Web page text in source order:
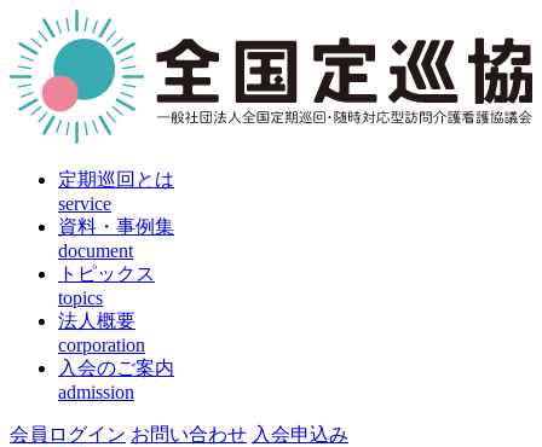
定期巡回とは
service
資料・事例集
document
トピックス
topics
法人概要
corporation
入会のご案内
admission
会員ログイン お問い合わせ 入会申込み